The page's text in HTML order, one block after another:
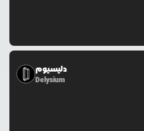
دلیسیوم
Delysium